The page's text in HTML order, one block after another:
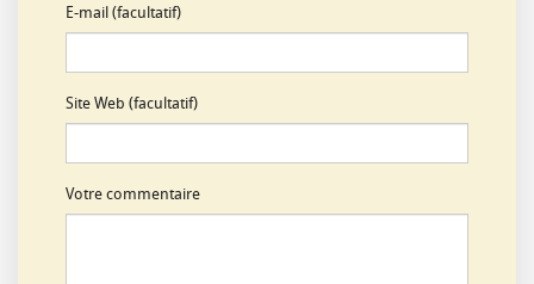
E-mail (facultatif)
Site Web (facultatif)
Votre commentaire